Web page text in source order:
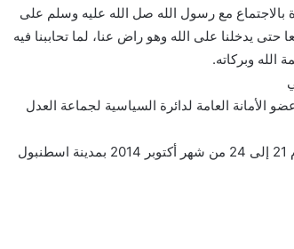
بالاجتماع مع رسول الله صل الله عليه وسلم على
حتى يدخلنا على الله وهو راض عنا، لما تحاببنا فيه
الله وبركاته.
الأمانة العامة لدائرة السياسية لجماعة العدل
ملتقى الرواد في العالم الاسلامي في دورته السادسة، المنعقد أيام 21 إلى 24 من شهر أكتوبر 2014 بمدينة اسطنبول